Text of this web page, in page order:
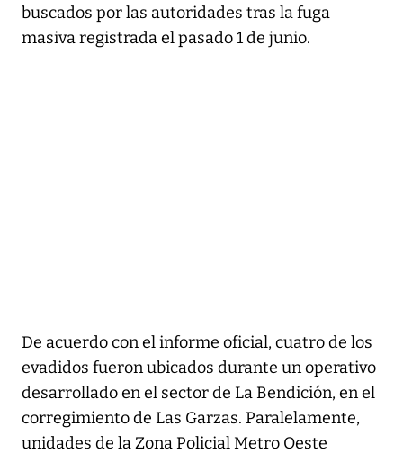
buscados por las autoridades tras la fuga
masiva registrada el pasado 1 de junio.
De acuerdo con el informe oficial, cuatro de los
evadidos fueron ubicados durante un operativo
desarrollado en el sector de La Bendición, en el
corregimiento de Las Garzas. Paralelamente,
unidades de la Zona Policial Metro Oeste